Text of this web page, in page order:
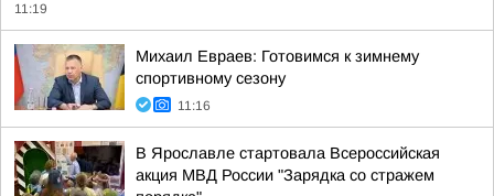
11:19
Михаил Евраев: Готовимся к зимнему
спортивному сезону
11:16
В Ярославле стартовала Всероссийская
акция МВД России "Зарядка со стражем